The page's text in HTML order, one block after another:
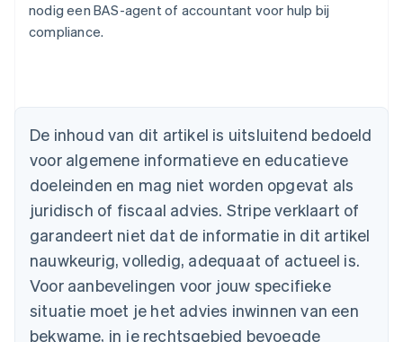
nodig een BAS-agent of accountant voor hulp bij
compliance.
De inhoud van dit artikel is uitsluitend bedoeld
voor algemene informatieve en educatieve
doeleinden en mag niet worden opgevat als
juridisch of fiscaal advies. Stripe verklaart of
garandeert niet dat de informatie in dit artikel
nauwkeurig, volledig, adequaat of actueel is.
Voor aanbevelingen voor jouw specifieke
situatie moet je het advies inwinnen van een
bekwame, in je rechtsgebied bevoegde
Australië
België
Nederlands FrançaisDeutschEnglish
Brazilië
Português English
Bulgarije
English
English Français
Cyprus